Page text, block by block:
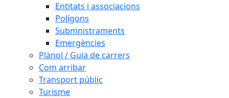
Entitats i associacions
Polígons
Submnistraments
Emergències
Plànol / Guia de carrers
Com arribar
Transport públic
Turisme